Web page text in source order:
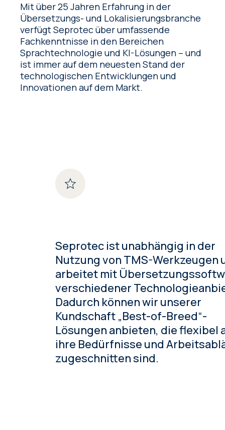
Mit über 25 Jahren Erfahrung in der
Übersetzungs- und Lokalisierungsbranche
verfügt Seprotec über umfassende
Fachkenntnisse in den Bereichen
Sprachtechnologie und KI-Lösungen – und
ist immer auf dem neuesten Stand der
technologischen Entwicklungen und
Innovationen auf dem Markt.
Seprotec ist unabhängig in der
Nutzung von TMS-Werkzeugen
arbeitet mit
verschiedener
Dadurch können wir unserer
Kundschaft „Best-of-Breed“-
Lösungen anbieten, die flexibel
ihre Bedürfnisse und
zugeschnitten sind.